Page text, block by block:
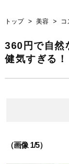
トップ 美容 コ
360円で自然
健気すぎる！
（画像 1/5）